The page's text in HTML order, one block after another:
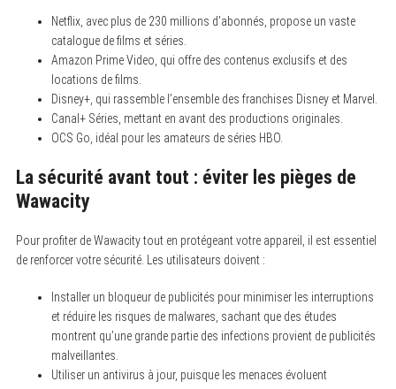
Netflix, avec plus de 230 millions d’abonnés, propose un vaste
catalogue de films et séries.
Amazon Prime Video, qui offre des contenus exclusifs et des
locations de films.
Disney+, qui rassemble l’ensemble des franchises Disney et Marvel.
Canal+ Séries, mettant en avant des productions originales.
OCS Go, idéal pour les amateurs de séries HBO.
La sécurité avant tout : éviter les pièges de
Wawacity
Pour profiter de Wawacity tout en protégeant votre appareil, il est essentiel
de renforcer votre sécurité. Les utilisateurs doivent :
Installer un bloqueur de publicités pour minimiser les interruptions
et réduire les risques de malwares, sachant que des études
montrent qu’une grande partie des infections provient de publicités
malveillantes.
Utiliser un antivirus à jour, puisque les menaces évoluent